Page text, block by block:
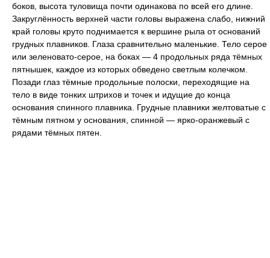
боков, высота туловища почти одинакова по всей его длине.
Закруглённость верхней части головы выражена слабо, нижний
край головы круто поднимается к вершине рыла от оснований
грудных плавников. Глаза сравнительно маленькие. Тело серое
или зеленовато-серое, на боках — 4 продольных ряда тёмных
пятнышек, каждое из которых обведено светлым колечком.
Позади глаз тёмные продольные полоски, переходящие на
тело в виде тонких штрихов и точек и идущие до конца
основания спинного плавника. Грудные плавники желтоватые с
тёмным пятном у основания, спинной — ярко-оранжевый с
рядами тёмных пятен.